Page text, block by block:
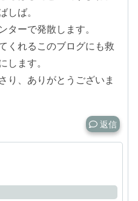
しば。
ターで発散します。
くれるこのブログにも救
します。
り、ありがとうございま
返信